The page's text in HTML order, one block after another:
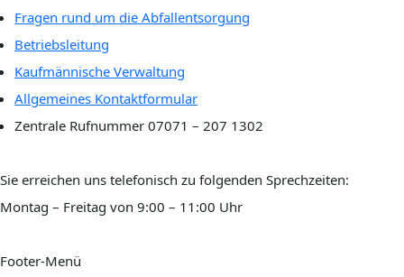
Fragen rund um die Abfallentsorgung
Betriebsleitung
Kaufmännische Verwaltung
Allgemeines Kontaktformular
Zentrale Rufnummer 07071 – 207 1302
Sie erreichen uns telefonisch zu folgenden Sprechzeiten:
Montag – Freitag von 9:00 – 11:00 Uhr
Footer-Menü